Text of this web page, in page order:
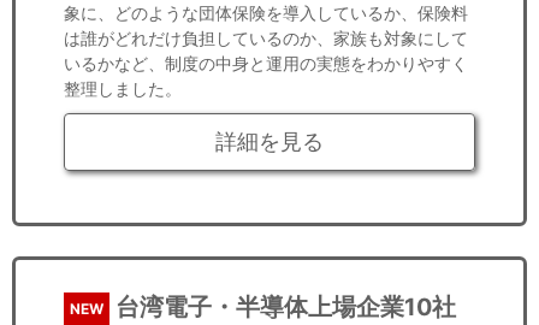
象に、どのような団体保険を導入しているか、保険料
は誰がどれだけ負担しているのか、家族も対象にして
いるかなど、制度の中身と運用の実態をわかりやすく
整理しました。
詳細を見る
NEW
台湾電子・半導体上場企業10社